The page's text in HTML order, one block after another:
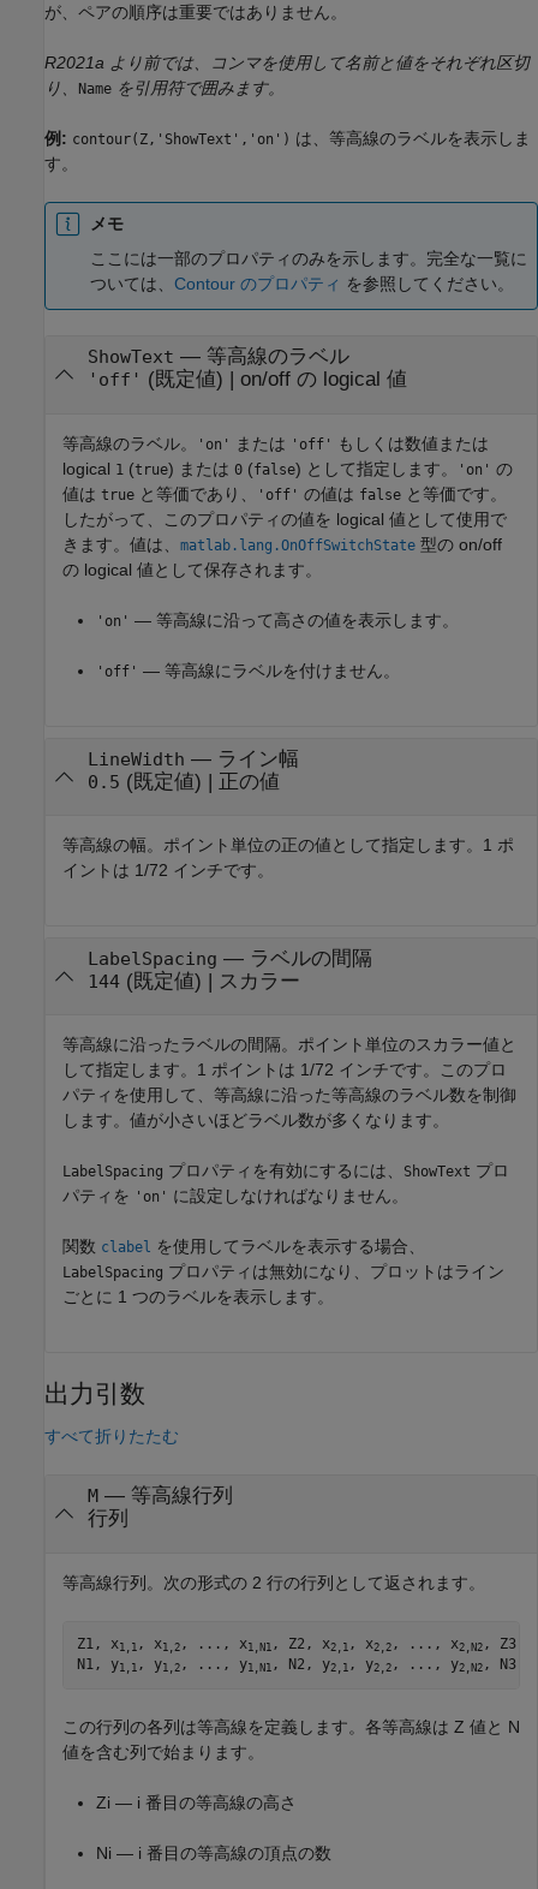
が、ペアの順序は重要ではありません。
R2021a より前では、コンマを使用して名前と値をそれぞれ区切
り、
Name を引用符で囲みます。
例: contour(Z,'ShowText','on') は、等高線のラベルを表示しま
す。
メモ
ここには一部のプロパティのみを示します。完全な一覧に
ついては、 Contour のプロパティ を参照してください。
ShowText — 等高線のラベル
'off' (既定値) | on/off の logical 値
等高線のラベル。 'on' または 'off'
もしくは数値または
logical 1 (true) または 0 (false) として指定します。 'on' の
値は true と等価であり、 'off' の値は false と等価です。
したがって、このプロパティの値を logical 値として使用で
きます。値は、 matlab.lang.OnOffSwitchState 型の on/off
の logical 値として保存されます。
'on' — 等高線に沿って高さの値を表示します。
'off' — 等高線にラベルを付けません。
LineWidth — ライン幅
0.5 (既定値) | 正の値
等高線の幅。ポイント単位の正の値として指定します。1 ポ
イントは 1/72 インチです。
LabelSpacing — ラベルの間隔
144(既定値) | スカラー
等高線に沿ったラベルの間隔。ポイント単位のスカラー値と
して指定します。1 ポイントは 1/72 インチです。このプロ
パティを使用して、等高線に沿った等高線のラベル数を制御
します。値が小さいほどラベル数が多くなります。
LabelSpacing プロパティを有効にするには、 ShowText プロ
パティを 'on' に設定しなければなりません。
関数 clabel を使用してラベルを表示する場合、
LabelSpacing プロパティは無効になり、プロットはライン
ごとに 1 つのラベルを表示します。
出力引数
すべて折りたたむ
M— 等高線行列
行列
等高線行列。次の形式の 2 行の行列として返されます。
Z1, x1,1 , x1,2, ..., x1,N1 , Z2, x2,1 , x2,2, ..., x2,N2, Z3,
N1, y1,1 , y1,2, ..., y1,N1 , N2, y2,1 , y2,2, ..., y2,N2, N3,
この行列の各列は等高線を定義します。各等高線は Z 値と N
値を含む列で始まります。
Zi — i 番目の等高線の高さ
Ni — i 番目の等高線の頂点の数